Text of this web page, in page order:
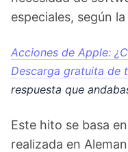
especiales, según
Acciones de Apple:
Descarga gratuita de
respuesta que
Este hito se basa
realizada en